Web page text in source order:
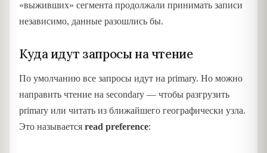
«выживших» сегмента продолжали принимать записи
независимо, данные разошлись бы.
Куда идут запросы на чтение
По умолчанию все запросы идут на primary. Но можно
направить чтение на secondary — чтобы разгрузить
primary или читать из ближайшего географически узла.
Это называется read preference: